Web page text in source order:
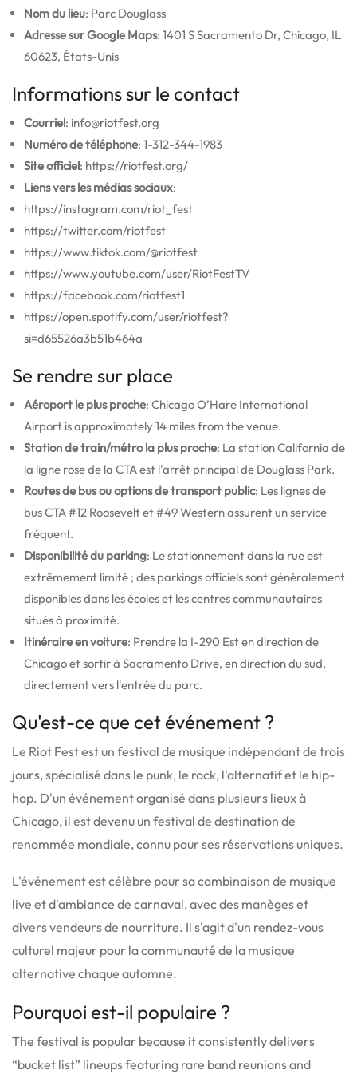
Nom du lieu: Parc Douglass
Adresse sur Google Maps: 1401 S Sacramento Dr, Chicago, IL
60623, États-Unis
Informations sur le contact
Courriel: info@riotfest.org
Numéro de téléphone: 1-312-344-1983
Site officiel: https://riotfest.org/
Liens vers les médias sociaux:
https://instagram.com/riot_fest
https://twitter.com/riotfest
https://www.tiktok.com/@riotfest
https://www.youtube.com/user/RiotFestTV
https://facebook.com/riotfest1
https://open.spotify.com/user/riotfest?
si=d65526a3b51b464a
Se rendre sur place
Aéroport le plus proche: Chicago O’Hare International
Airport is approximately 14 miles from the venue.
Station de train/métro la plus proche: La station California de
la ligne rose de la CTA est l'arrêt principal de Douglass Park.
Routes de bus ou options de transport public: Les lignes de
bus CTA #12 Roosevelt et #49 Western assurent un service
fréquent.
Disponibilité du parking: Le stationnement dans la rue est
extrêmement limité ; des parkings officiels sont généralement
disponibles dans les écoles et les centres communautaires
situés à proximité.
Itinéraire en voiture: Prendre la I-290 Est en direction de
Chicago et sortir à Sacramento Drive, en direction du sud,
directement vers l'entrée du parc.
Qu'est-ce que cet événement ?
Le Riot Fest est un festival de musique indépendant de trois
jours, spécialisé dans le punk, le rock, l'alternatif et le hip-
hop. D'un événement organisé dans plusieurs lieux à
Chicago, il est devenu un festival de destination de
renommée mondiale, connu pour ses réservations uniques.
L'événement est célèbre pour sa combinaison de musique
live et d'ambiance de carnaval, avec des manèges et
divers vendeurs de nourriture. Il s'agit d'un rendez-vous
culturel majeur pour la communauté de la musique
alternative chaque automne.
Pourquoi est-il populaire ?
The festival is popular because it consistently delivers
“bucket list” lineups featuring rare band reunions and